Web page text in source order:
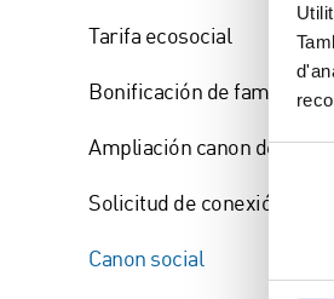
Selecció
Tarifa ecosocial
Bonificación de família
Ampliación canon de agua
Solicitud de conexión de
Canon social